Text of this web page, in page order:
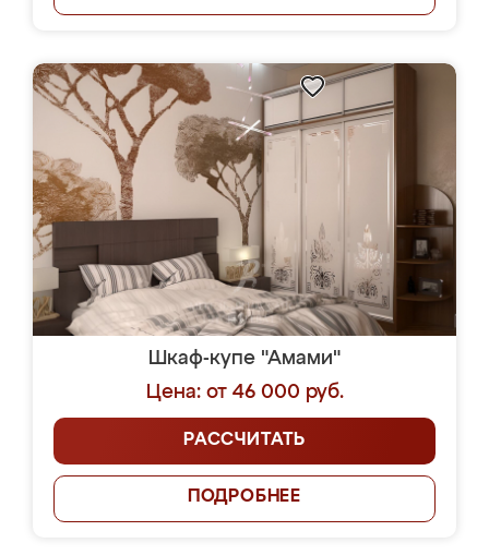
Шкаф-купе "Амами"
Цена: от 46 000 руб.
РАССЧИТАТЬ
ПОДРОБНЕЕ